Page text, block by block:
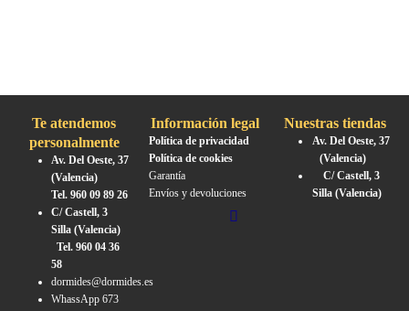
página
producto
página
de
Te atendemos
personalmente
Av. Del Oeste, 37
(Valencia)
Tel. 960 09 89 26
C/ Castell, 3
Silla (Valencia)
Tel. 960 04 36
58
dormides@dormides.es
WhassApp 673
Información legal
Política de privacidad
Política de cookies
Garantía
Envíos y devoluciones
Nuestras tiendas
Av. Del Oeste, 37
(Valencia)
C/ Castell, 3
Silla (Valencia)